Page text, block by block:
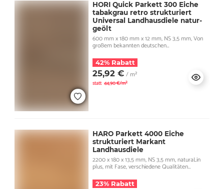
HORI Quick Parkett 300 Eiche
tabakgrau retro strukturiert
Universal Landhausdiele natur-
geölt
600 mm x 180 mm x 12 mm, NS 3,5 mm, Von
großem bekannten deutschen
42% Rabatt
25,92 € / m²
statt 44,90 €/m²
HARO Parkett 4000 Eiche
strukturiert Markant
Landhausdiele
2200 x 180 x 13,5 mm, NS 3,5 mm, naturaLin
plus, mit Fase, verschiedene Qualitäten
23% Rabatt